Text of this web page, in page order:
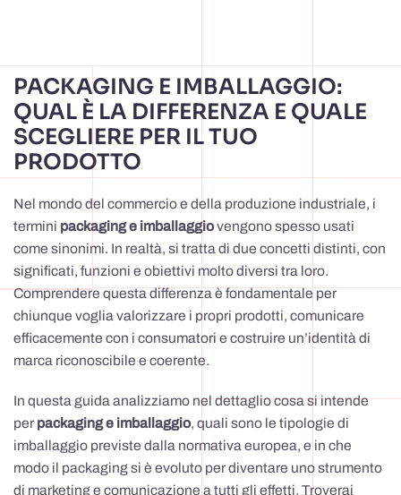
PACKAGING E IMBALLAGGIO:
QUAL È LA DIFFERENZA E QUALE
SCEGLIERE PER IL TUO
PRODOTTO
Nel mondo del commercio e della produzione industriale, i
termini packaging e imballaggiovengono spesso usati
come sinonimi. In realtà, si tratta di due concetti distinti, con
significati, funzioni e obiettivi molto diversi tra loro.
Comprendere questa differenza è fondamentale per
chiunque voglia valorizzare i propri prodotti, comunicare
efficacemente con i consumatori e costruire un’identità di
marca riconoscibile e coerente.
In questa guida analizziamo nel dettaglio cosa si intende
per packaging e imballaggio, quali sono le tipologie di
imballaggio previste dalla normativa europea, e in che
modo il packaging si è evoluto per diventare uno strumento
di marketing e comunicazione a tutti gli effetti. Troverai